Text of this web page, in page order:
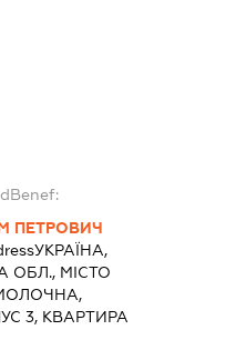
ПЕТРОВИЧ
УКРАЇНА,
ОБЛ., МІСТО
3, КВАРТИРА